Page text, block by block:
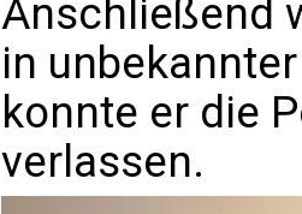
Anschließend
in
konnte er die
verlassen.